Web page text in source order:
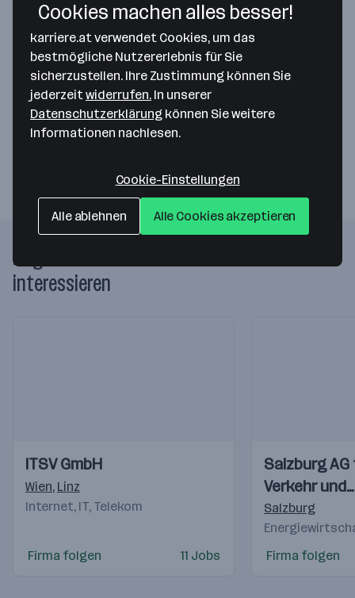
Map data ©2026 Google
INFRACONSULT GmbH
Johann Berger Straße 6
9800 Spittal— Route berechnen
Folgende Firmen könnten dich auch
interessieren
Videos
Einblicke
Einblicke
ITSV GmbH
Wien, Linz
Internet, IT, Telekom
Firma folgen 11 Jobs
Videos
Einblicke
Einblicke
Salzburg
Verkehr und
Salzburg
Firma folgen
Cookies machen alles besser!
karriere.at verwendet Cookies, um das
bestmögliche Nutzererlebnis für Sie
sicherzustellen. Ihre Zustimmung können Sie
jederzeit widerrufen. In unserer
Datenschutzerklärung können Sie weitere
Informationen nachlesen.
Cookie-Einstellungen
Alle ablehnen Alle Cookies akzeptieren